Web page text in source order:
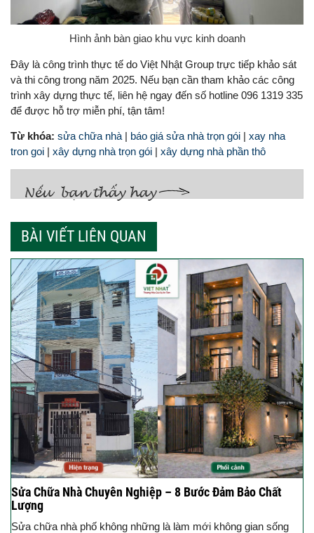
Hình ảnh bàn giao khu vực kinh doanh
Đây là công trình thực tế do Việt Nhật Group trực tiếp khảo sát
và thi công trong năm 2025. Nếu bạn cần tham khảo các công
trình xây dựng thực tế, liên hệ ngay đến số hotline 096 1319 335
để được hỗ trợ miễn phí, tận tâm!
Từ khóa: sửa chữa nhà | báo giá sửa nhà trọn gói | xay nha
tron goi | xây dựng nhà trọn gói | xây dựng nhà phần thô
BÀI VIẾT LIÊN QUAN
Sửa Chữa Nhà Chuyên Nghiệp – 8 Bước Đảm Bảo Chất
Lượng
Sửa chữa nhà phố không những là làm mới không gian sống